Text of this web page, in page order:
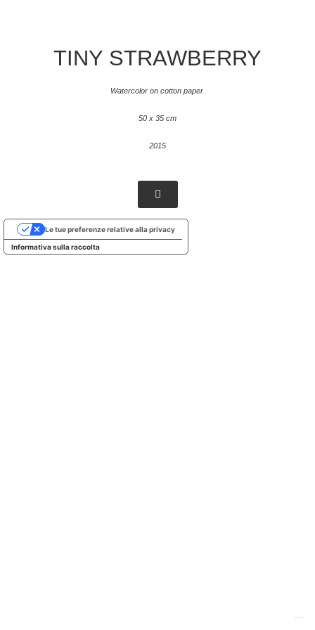
TINY STRAWBERRY
Watercolor on cotton paper
50 x 35 cm
2015
Informativa sulla raccolta
Le tue preferenze relative alla privacy